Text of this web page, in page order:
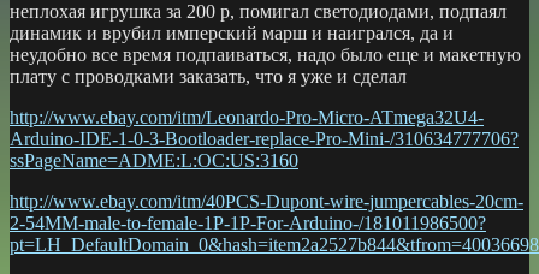
неплохая игрушка за 200 р, помигал светодиодами, подпаял
динамик и врубил имперский марш и наигрался, да и
неудобно все время подпаиваться, надо было еще и макетную
плату с проводками заказать, что я уже и сделал
http://www.ebay.com/itm/Leonardo-Pro-Micro-ATmega32U4-
Arduino-IDE-1-0-3-Bootloader-replace-Pro-Mini-/310634777706?
ssPageName=ADME:L:OC:US:3160
http://www.ebay.com/itm/40PCS-Dupont-wire-jumpercables-20cm-
2-54MM-male-to-female-1P-1P-For-Arduino-/181011986500?